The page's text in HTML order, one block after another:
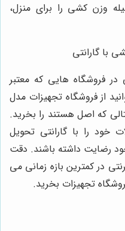
وزن کشی را برای منزل،
با گارانتی
در فروشگاه هایی که معتبر
از فروشگاه تجهیزات مدل
که اصل هستند را بخرید.
خود را با گارانتی تحویل
رضایت داشته باشند. دقت
در کمترین بازه زمانی می
تجهیزات بخرید.